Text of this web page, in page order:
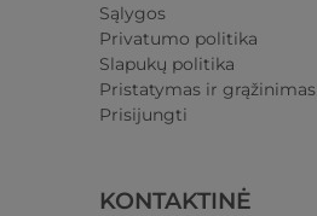
Sąlygos
Privatumo politika​
Slapukų politika
Pristatymas ir grąžinimas​
Prisijungti​
KONTAKTINĖ